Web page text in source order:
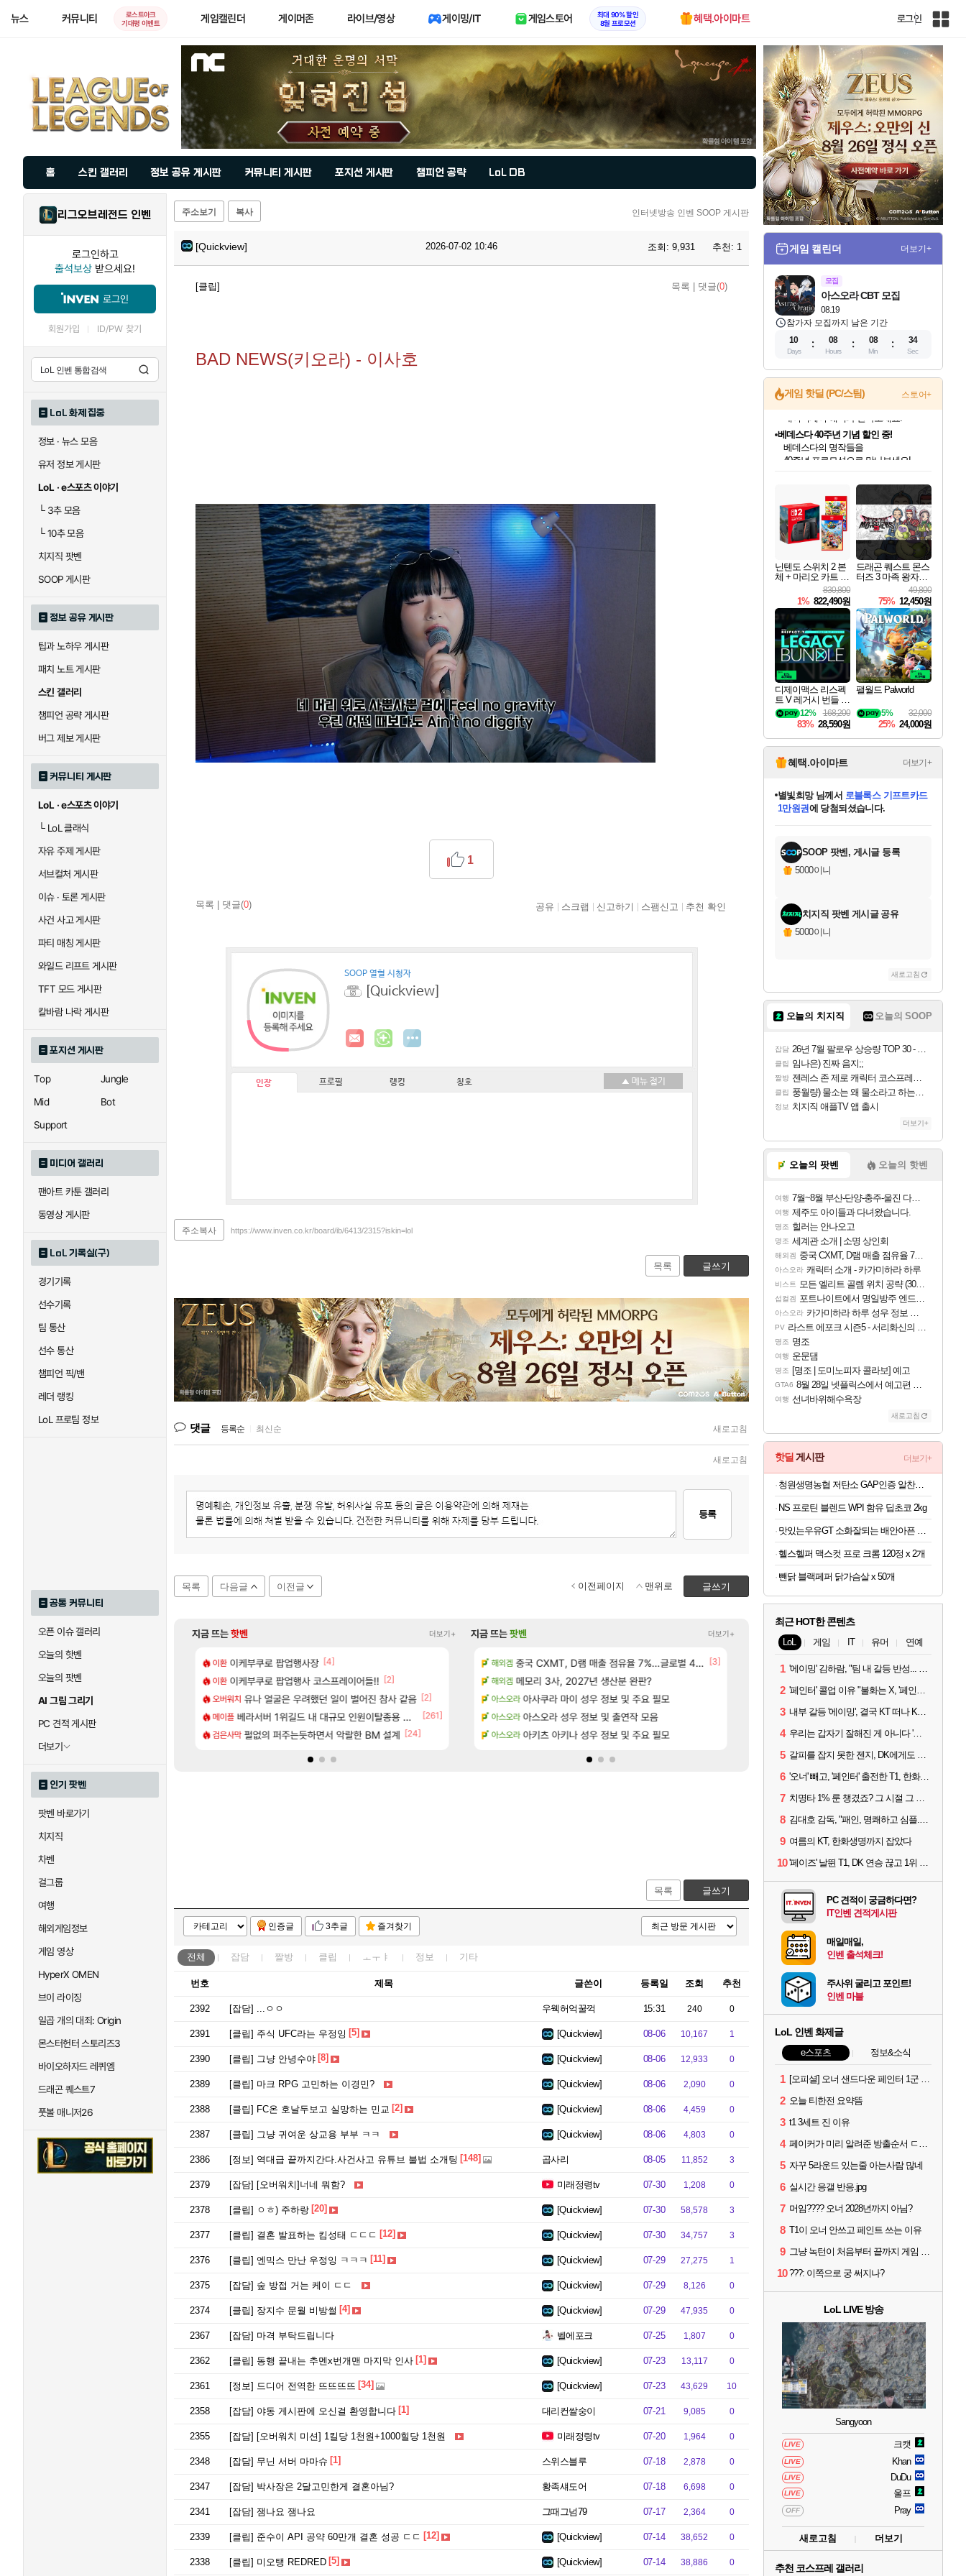
뉴스 커뮤니티
로스트아크
기대평 이벤트
게임캘린더 게이머존 라이브/영상 게이밍/IT 게임스토어
최대 90% 할인
8월 프로모션
혜택.아이마트 로그인
인
체
사
홈 스킨 갤러리 정보 공유 게시판 커뮤니티 게시판 포지션 게시판 챔피언 공략 LoL DB
리그오브레전드 인벤
로그인하고
출석보상 받으세요!
로그인
회원가입 ID/PW 찾기
LoL 화제 집중
정보 · 뉴스 모음
유저 정보 게시판
LoL · e스포츠 이야기
└3추 모음
└10추 모음
치지직 팟벤
SOOP 게시판
정보 공유 게시판
팁과 노하우 게시판
패치 노트 게시판
스킨 갤러리
챔피언 공략 게시판
버그 제보 게시판
커뮤니티 게시판
LoL · e스포츠 이야기
└LoL 클래식
자유 주제 게시판
서브컬처 게시판
이슈 · 토론 게시판
사건 사고 게시판
파티 매칭 게시판
와일드 리프트 게시판
TFT 모드 게시판
칼바람 나락 게시판
포지션 게시판
Top
Jungle
Mid
Bot
Support
미디어 갤러리
팬아트 카툰 갤러리
동영상 게시판
LoL 기록실(구)
경기기록
선수기록
팀 통산
선수 통산
챔피언 픽/밴
레더 랭킹
LoL 프로팀 정보
공통 커뮤니티
오픈 이슈 갤러리
오늘의 핫벤
오늘의 팟벤
AI 그림 그리기
PC 견적 게시판
더보기
인기 팟벤
팟벤 바로가기
치지직
차벤
걸그룹
여행
해외게임정보
게임 영상
HyperX OMEN
브이 라이징
일곱 개의 대죄: Origin
몬스터헌터 스토리즈3
바이오하자드 레퀴엠
드래곤 퀘스트7
풋볼 매니저26
주소보기 복사 인터넷방송 인벤 SOOP 게시판
[Quickview] 2026-07-02 10:46 조회: 9,931 추천: 1
[클립] 목록 댓글(0)
BAD NEWS(키오라) - 이사호
목록 댓글(0)
1
공유 스크랩 신고하기 스팸신고 추천 확인
SOOP 열혈 시청자
[Quickview]
인장 프로필 랭킹 칭호
주소복사 https://www.inven.co.kr/board/ib/6413/2315?iskin=lol
목록 글쓰기
댓글 등록순 최신순 새로고침
새로고침
등록
목록 다음글 이전글 글쓰기
이전페이지 맨위로
지금 뜨는핫벤 더보기+
세, 수정, 유물, 외형, 물약 요약
패치노트 별거 없네요~없데이트수준?
주긴주는군요? [17]
이환 이케부쿠로 팝업행사장 [4]
이환 이케부쿠로 팝업행사 코스프레이어들!! [2]
오버워치 유나 얼굴은 우려했던 일이 벌어진 참사 같음 [2]
메이플 베라서버 1위길드 내 대규모 인원이탈종용 추정사건
[261]
검은사막 펄없의 퍼주는듯하면서 악랄한 BM 설계 [24]
오버워치 D.mon 스킬셋 나왔다 [5]
와우 결국 돌고 돌아 와우 [29]
SOL 영웅무기도안 제작 질문
오버워치 D.mon 스킬셋 특전 공개 [3]
메이플 환산 13만 스펙으로 삐져서 매주 수로 10만점 치고있으면 ㅋㅋ
신규 악세, 수정, 유물, 외형, 물약 요약
오만9층 주긴주는군요?
[17]
분내학개론 [170]
ㅇㅂ ) 재밌게 까네 [57]
지금 뜨는팟벤 더보기+
일 넷플릭스에서 예고편 공개 예정
미하라 하루 성우 정보 및 주요 필모
우에라 업그레이드 아이템 획득 위치 공략 (89개)
차벤 아반테 2.0 자연흡기? [1]
비스트 모든 요리/작물 책 획득 위치 공략 (36개) - 미식가 도전과제
섭컬겜 무한대 아난타 유출과 앞으로의 예상 (루머)
PV 라스트 에포크 시즌5 - 서리화신의 분노 티저
해외겜 ‘GTA 6’ 예판 흥행…테이크투 “내부 예상 크게 넘어”
해외겜 중국 CXMT, D램 매출 점유율 7%…글로벌 4위로 부상
[3]
해외겜 메모리 3사, 2027년 생산분 완판?
아스오라 아사쿠라 마이 성우 정보 및 주요 필모
아스오라 아스오라 성우 정보 및 출연작 모음
아스오라 아키츠 아키나 성우 정보 및 주요 필모
선녀바위해수욕장
카가미하라 하루 성우 정보 및 주요 필모
비스트 모든 바우에라 업그레이드 아이템 획득 위치 공략 (89
비스트 모든 엘리트 골렘 위치 공략 (30개) - 방랑 결
목록 글쓰기
인증글 3추글 즐겨찾기
전체 잡담 짤방 클립 ㅗㅜㅑ 정보 기타
번호 제목 글쓴이 등록일 조회 추천
2392 [잡담] ...ㅇㅇ 우웩허억꿀꺽 15:31 240 0
2391 [클립] 주식 UFC라는 우정잉 [5] [Quickview] 08-06 10,167 1
2390 [클립] 그냥 안녕수야 [8] [Quickview] 08-06 12,933 0
2389 [클립] 마크 RPG 고민하는 이경민? [Quickview] 08-06 2,090 0
2388 [클립] FC온 호날두보고 실망하는 민교 [2] [Quickview] 08-06 4,459 0
2387 [클립] 그냥 귀여운 상교용 부부 ㅋㅋ [Quickview] 08-06 4,803 0
2386 [정보] 역대급 끝까지간다.사건사고 유튜브 불법 소개팅 [148] 곱사리 08-05 11,852 3
2379 [잡담] [오버워치]너네 뭐함? 미래정령tv 07-30 1,208 0
2378 [클립] ㅇㅎ) 주하랑 [20] [Quickview] 07-30 58,578 3
2377 [클립] 결혼 발표하는 킴성태 ㄷㄷㄷ [12] [Quickview] 07-30 34,757 3
2376 [클립] 엔믹스 만난 우정잉 ㅋㅋㅋ [11] [Quickview] 07-29 27,275 1
2375 [잡담] 숲 방접 거는 케이 ㄷㄷ [Quickview] 07-29 8,126 0
2374 [클립] 장지수 문월 비방썰 [4] [Quickview] 07-29 47,935 0
2367 [잡담] 마격 부탁드립니다 벨에포크 07-25 1,807 0
2362 [클립] 동행 끝내는 추멘x번개맨 마지막 인사 [1] [Quickview] 07-23 13,117 0
2361 [정보] 드디어 전역한 뜨뜨뜨뜨 [34] [Quickview] 07-23 43,629 10
2358 [잡담] 야동 게시판에 오신걸 환영합니다 [1] 대리컨쌀숭이 07-21 9,085 0
2355 [잡담] [오버워치 미션] 1킬당 1천원+1000힐당 1천원 미래정령tv 07-20 1,964 0
2348 [잡담] 무닌 서버 마마슈 [1] 스위스블루 07-18 2,878 0
2347 [잡담] 박사장은 2달고민한게 결혼아님? 황족섀도어 07-18 6,698 0
2341 [잡담] 잼나요 잼나요 그때그넘79 07-17 2,364 0
2339 [클립] 준수이 API 공약 60만개 결혼 성공 ㄷㄷ [12] [Quickview] 07-14 38,652 0
2338 [클립] 미오탱 REDRED [5] [Quickview] 07-14 38,886 0
게임 캘린더 더보기+
모집
08.19
아스오라 CBT 모집
참가자 모집까지 남은 기간
10
Days
08
Hours
08
Min
32
Sec
게임 핫딜 (PC/스팀) 스토어+
최대 90% 할인가를 만나보세요!
네이버혜택과 함께 만나보세요!
네이버 혜택가와 함께 예약하세요!
할인&네이버혜택으로 만나보세요!
네이버페이 혜택과 만나보세요!
베데스다의 명작들을
40주년 프로모션으로 만나보세요!
닌텐도 스위치 2 본
체 + 마리오 카트 월
드 + 슈퍼 마리오 파
티 잼버리 닌텐도
스위치 2 에디션 +
잼버리 TV 번들
830,800
1% 822,490원
드래곤 퀘스트 몬스
터즈 3 마족 왕자와
엘프의 여행 Dragon
Quest Monsters The
Dark Prince
49,800
75% 12,450원
디제이맥스 리스펙
트 V 레거시 번들 D
JMAX RESPECT V
Legacy Bundle DLC
168,200
12%
83% 28,590원
팰월드 Palworld
32,000
5%
25% 24,000원
혜택.아이마트 더보기+
교환.
당첨되셨습니다.
당첨되셨습니다.
당첨되셨습니다.
별빛희망
미오몬도님께서 엘든 링 밤의 통치자
디럭스 에디션 (스팀코드)에
당첨되셨습니다.
당첨되셨습니다.
당첨되셨습니다.
에디션 (스팀코드) 를 교환.
당첨되셨습니다.
SOOP 팟벤, 게시글 등록
5000이니
치지직 팟벤 게시글 공유
5000이니
새로고침
오늘의 치지직 오늘의 SOOP
잡담 26년 7월 팔로우 상승량 TOP 30 - 월간 치지직
클립 임나은) 진짜 음지;;
짤방 젠레스 존 제로 캐릭터 코스프레한 꽁주
클립 풍월량) 물소는 왜 물소라고 하는거야? 아! 그만 ㅋㅋ 알았어 ㅋㅋ
정보 치지직 애플TV 앱 출시
더보기+
오늘의 팟벤 오늘의 핫벤
여행 7월~8월 부산-단양-충주-울진 다녀왔어요~
여행 제주도 아이들과 다녀왔습니다.
명조 힐러는 안나오고
명조 세계관 소개 | 소명 상인회
해외겜 중국 CXMT, D램 매출 점유율 7%…글로벌 4위로 부상
아스오라 캐릭터 소개 - 카가미하라 하루
비스트 모든 엘리트 골렘 위치 공략 (30개) - 방랑 결투가
섭컬겜 포트나이트에서 명일방주 엔드필드 [펠리카] 판매 예정
아스오라 카가미하라 하루 성우 정보 및 주요 필모
PV 라스트 에포크 시즌5 - 서리화신의 분노 티저
명조 명조
여행 운문댐
명조 [명조 | 도미노피자 콜라보] 예고
GTA6 8월 28일 넷플릭스에서 예고편 공개 예정
여행 선녀바위해수욕장
새로고침
핫딜 게시판 더보기+
청원생명농협 저탄소 GAP인증 알찬미 특등급 10kg
NS 프로틴 블렌드 WPI 함유 딥초코 2kg
헬스헬퍼 맥스컷 프로 크롬 120정 x 2개
뺀닭 블랙페퍼 닭가슴살 x 50개
최근 HOT한 콘텐츠
LoL 게임 IT 유머 연예
1 '에이밍' 김하람, "팀 내 갈등 반성... 끝까지 뛰고 싶었다"
2 '페인터' 콜업 이유 "불화는 X, '페인터'는 부족한 콜을 채워줄 선수"
3 내부 갈등 '에이밍', 결국 KT 떠나 KRX로...'지우'와 트레이드
4 우리는 갑자기 잘해진 게 아니다 '씨맥' 김대호 감독의 자신감
5 갈피를 잡지 못한 젠지, DK에게도 0:2 패배
6 '오너' 빼고, '페인터' 출전한 T1, 한화생명에 패배
7 치명타 1% 룬 챙겼죠? 그 시절 그 감성 '롤 클래식' 30일 출시
8 김대호 감독, "패인, 명쾌하고 심플...다시 힘낼 수 있어"
9 여름의 KT, 한화생명까지 잡았다
10 '페이즈' 날뛴 T1, DK 연승 끊고 1위 지켜
PC 견적이 궁금하다면?
IT인벤 견적게시판
매일매일,
인벤 출석체크!
주사위 굴리고 포인트!
인벤 마블
LoL 인벤 화제글
e스포츠 정보&소식
1 [오피셜] 오너 샌드다운 페인터 1군 콜업 출전
2 오늘 티한전 요약뜸
3 t1 3세트 진 이유
4 페이커가 미리 알려준 방출순서 ㄷㄷㄷㄷ
5 자꾸 5라운드 있는줄 아는사람 많네
6 실시간 응갤 반응.jpg
7 머임???? 오너 2028년까지 아님?
8 T1이 오너 안쓰고 페인트 쓰는 이유
9 그냥 녹턴이 처음부터 끝까지 게임 지게 굴려줬는데
10 ???: 이쪽으로 궁 써지나?
LoL LIVE 방송
Sangyoon
LIVE 크캣
LIVE Khan
LIVE DuDu
LIVE 울프
OFF Pray
새로고침 더보기
추천 코스프레 갤러리